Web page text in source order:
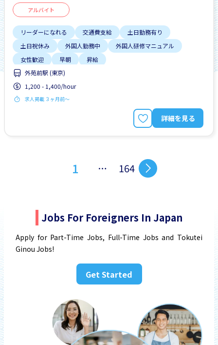
アルバイト
リーダーになれる 交通費支給
土日勤務有り
土日祝休み
外国人勤務中
外国人研修マニュアル
女性歓迎
早朝
昇給
外苑前駅 (東京)
1,200 - 1,400/hour
求人掲載 ３ヶ月前〜
詳細を見る
1 … 164
Jobs For Foreigners In Japan
Apply for Part-Time Jobs, Full-Time Jobs and Tokutei
Ginou Jobs!
Get Started